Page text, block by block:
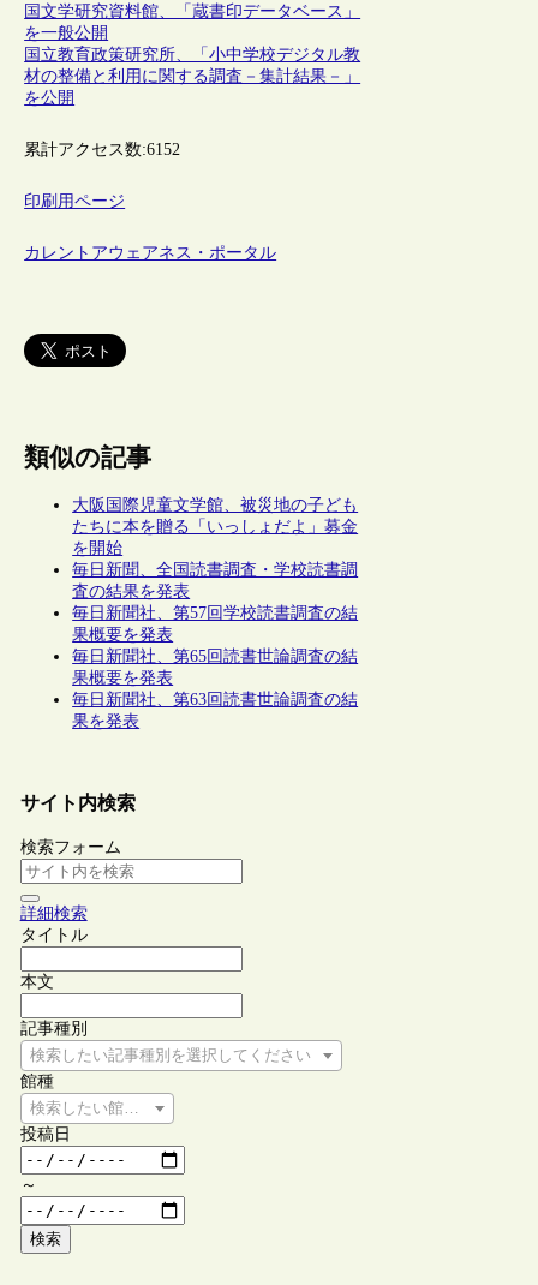
国文学研究資料館、「蔵書印データベース」
を一般公開
国立教育政策研究所、「小中学校デジタル教
材の整備と利用に関する調査－集計結果－」
を公開
累計アクセス数:6152
印刷用ページ
カレントアウェアネス・ポータル
類似の記事
大阪国際児童文学館、被災地の子ども
たちに本を贈る「いっしょだよ」募金
を開始
毎日新聞、全国読書調査・学校読書調
査の結果を発表
毎日新聞社、第57回学校読書調査の結
果概要を発表
毎日新聞社、第65回読書世論調査の結
果概要を発表
毎日新聞社、第63回読書世論調査の結
果を発表
サイト内検索
検索フォーム
詳細検索
タイトル
本文
記事種別
検索したい記事種別を選択してください
館種
検索したい館種を選択してください
投稿日
～
検索